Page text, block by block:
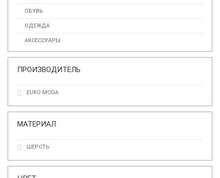
ОБУВЬ
ОДЕЖДА
АКСЕССУАРЫ
ПРОИЗВОДИТЕЛЬ
EURO MODA
МАТЕРИАЛ
ШЕРСТЬ